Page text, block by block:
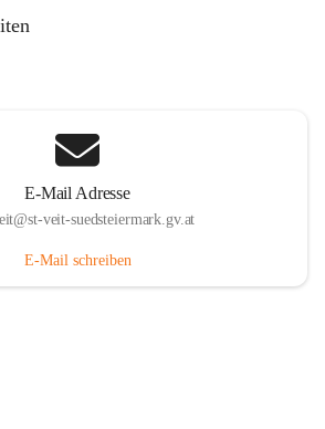
E-Mail Adresse
veit-suedsteiermark.gv.at
E-Mail schreiben